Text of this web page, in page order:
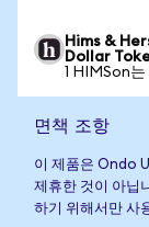
Hims &
Dollar
1 HIMSon
면책 조항
이 제품은 Ondo
제휴한 것이 아닙
하기 위해서만 사